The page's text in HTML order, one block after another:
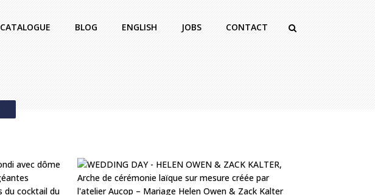
CATALOGUE BLOG ENGLISH JOBS CONTACT